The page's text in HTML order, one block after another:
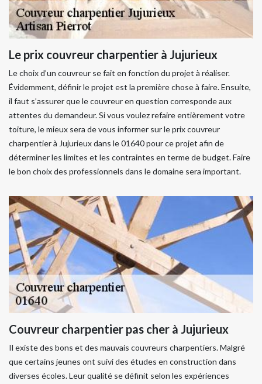
Le prix couvreur charpentier à Jujurieux
Le choix d’un couvreur se fait en fonction du projet à réaliser.
Évidemment, définir le projet est la première chose à faire. Ensuite,
il faut s’assurer que le couvreur en question corresponde aux
attentes du demandeur. Si vous voulez refaire entièrement votre
toiture, le mieux sera de vous informer sur le prix couvreur
charpentier à Jujurieux dans le 01640 pour ce projet afin de
déterminer les limites et les contraintes en terme de budget. Faire
le bon choix des professionnels dans le domaine sera important.
Couvreur charpentier pas cher à Jujurieux
Il existe des bons et des mauvais couvreurs charpentiers. Malgré
que certains jeunes ont suivi des études en construction dans
diverses écoles. Leur qualité se définit selon les expériences